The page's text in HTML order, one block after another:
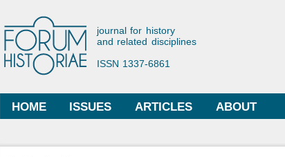
Forum Historiae
journal for history
and related disciplines
ISSN 1337-6861
Main menu
HOME ISSUES ARTICLES ABOUT